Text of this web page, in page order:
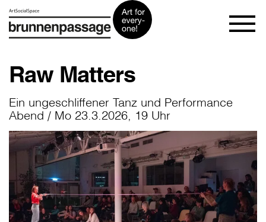
Raw Matters
Ein ungeschliffener Tanz und Performance
Abend / Mo 23.3.2026, 19 Uhr